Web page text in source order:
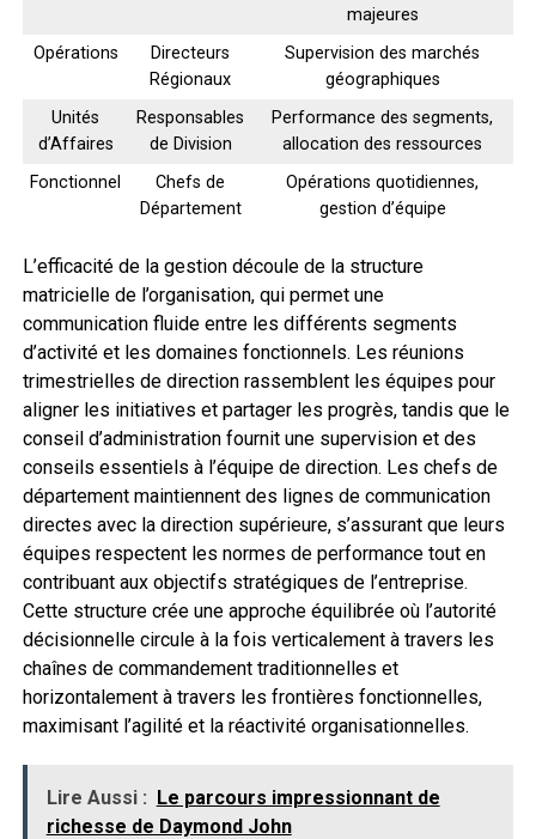
majeures
Opérations
Directeurs
Régionaux
Supervision des marchés
géographiques
Unités
d’Affaires
Responsables
de Division
Performance des segments,
allocation des ressources
Fonctionnel
Chefs de
Département
Opérations quotidiennes,
gestion d’équipe
L’efficacité de la gestion découle de la structure
matricielle de l’organisation, qui permet une
communication fluide entre les différents segments
d’activité et les domaines fonctionnels. Les réunions
trimestrielles de direction rassemblent les équipes pour
aligner les initiatives et partager les progrès, tandis que le
conseil d’administration fournit une supervision et des
conseils essentiels à l’équipe de direction. Les chefs de
département maintiennent des lignes de communication
directes avec la direction supérieure, s’assurant que leurs
équipes respectent les normes de performance tout en
contribuant aux objectifs stratégiques de l’entreprise.
Cette structure crée une approche équilibrée où l’autorité
décisionnelle circule à la fois verticalement à travers les
chaînes de commandement traditionnelles et
horizontalement à travers les frontières fonctionnelles,
maximisant l’agilité et la réactivité organisationnelles.
Lire Aussi : Le parcours impressionnant de
richesse de Daymond John